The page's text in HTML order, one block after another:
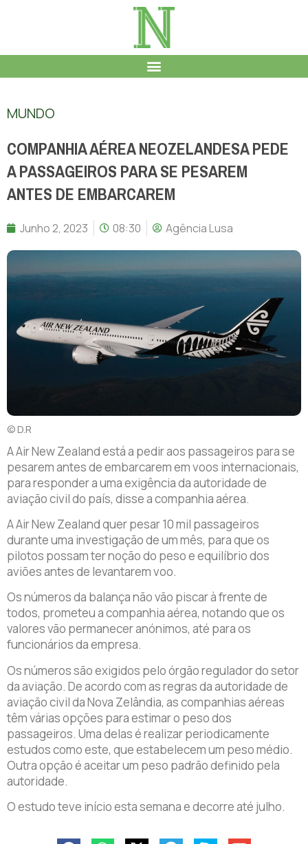
MUNDO
COMPANHIA AÉREA NEOZELANDESA PEDE
A PASSAGEIROS PARA SE PESAREM
ANTES DE EMBARCAREM
Junho 2, 2023 08:30 Agência Lusa
© D.R
A Air New Zealand está a pedir aos passageiros para se
pesarem antes de embarcarem em voos internacionais,
para responder a uma exigência da autoridade de
aviação civil do país, disse a companhia aérea.
A Air New Zealand quer pesar 10 mil passageiros
durante uma investigação de um mês, para que os
pilotos possam ter noção do peso e equilíbrio dos
aviões antes de levantarem voo.
Os números da balança não vão piscar à frente de
todos, prometeu a companhia aérea, notando que os
valores vão permanecer anónimos, até para os
funcionários da empresa.
Os números são exigidos pelo órgão regulador do setor
da aviação. De acordo com as regras da autoridade de
aviação civil da Nova Zelândia, as companhias aéreas
têm várias opções para estimar o peso dos
passageiros. Uma delas é realizar periodicamente
estudos como este, que estabelecem um peso médio.
Outra opção é aceitar um peso padrão definido pela
autoridade.
O estudo teve início esta semana e decorre até julho.